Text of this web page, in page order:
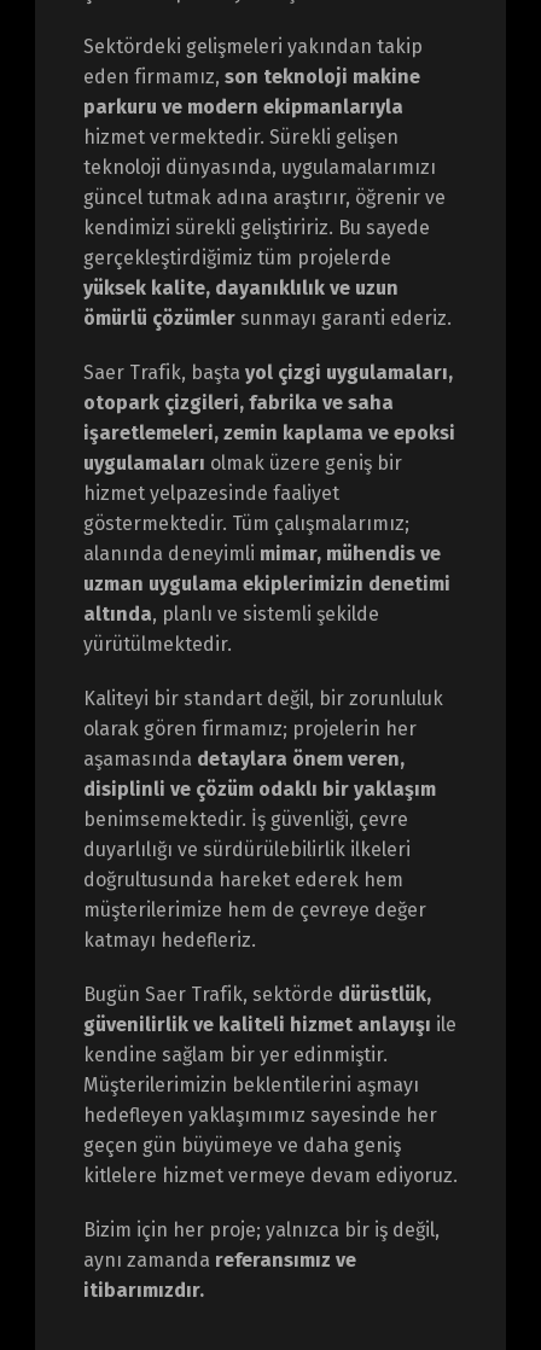
Sektördeki gelişmeleri yakından takip
eden firmamız, son teknoloji makine
parkuru ve modern ekipmanlarıyla
hizmet vermektedir. Sürekli gelişen
teknoloji dünyasında, uygulamalarımızı
güncel tutmak adına araştırır, öğrenir ve
kendimizi sürekli geliştiririz. Bu sayede
gerçekleştirdiğimiz tüm projelerde
yüksek kalite, dayanıklılık ve uzun
ömürlü çözümlersunmayı garanti ederiz.
Saer Trafik, başta yol çizgi uygulamaları,
otopark çizgileri, fabrika ve saha
işaretlemeleri, zemin kaplama ve epoksi
uygulamaları olmak üzere geniş bir
hizmet yelpazesinde faaliyet
göstermektedir. Tüm çalışmalarımız;
alanında deneyimli mimar, mühendis ve
uzman uygulama ekiplerimizin denetimi
altında, planlı ve sistemli şekilde
yürütülmektedir.
Kaliteyi bir standart değil, bir zorunluluk
olarak gören firmamız; projelerin her
aşamasında detaylara önem veren,
disiplinli ve çözüm odaklı bir yaklaşım
benimsemektedir. İş güvenliği, çevre
duyarlılığı ve sürdürülebilirlik ilkeleri
doğrultusunda hareket ederek hem
müşterilerimize hem de çevreye değer
katmayı hedefleriz.
Bugün Saer Trafik, sektörde dürüstlük,
güvenilirlik ve kaliteli hizmet anlayışı ile
kendine sağlam bir yer edinmiştir.
Müşterilerimizin beklentilerini aşmayı
hedefleyen yaklaşımımız sayesinde her
geçen gün büyümeye ve daha geniş
kitlelere hizmet vermeye devam ediyoruz.
Bizim için her proje; yalnızca bir iş değil,
aynı zamanda referansımız ve
itibarımızdır.